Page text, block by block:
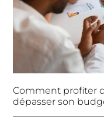
Comment profiter
dépasser son